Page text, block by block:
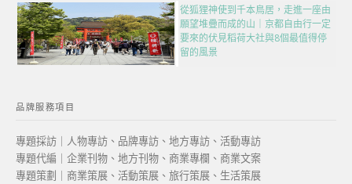
從狐狸神使到千本鳥居，走進一座由
願望堆疊而成的山｜京都自由行一定
要來的伏見稻荷大社與8個最值得停
留的風景
品牌服務項目
專題採訪｜人物專訪、品牌專訪、地方專訪、活動專訪
專題代編｜企業刊物、地方刊物、商業專欄、商業文案
專題策劃｜商業策展、活動策展、旅行策展、生活策展